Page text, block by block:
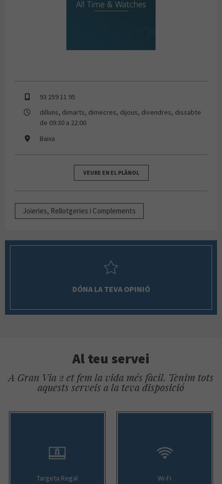
93 259 11 95
dilluns, dimarts, dimecres, dijous, divendres, dissabte
de 09:30 a 22:00
Baixa
VEURE EN EL PLÀNOL
Joieries, Rellotgeries i Complements
DÓNA LA TEVA OPINIÓ
Al teu servei
A Gran Via 2 et fem la vida més fàcil. Tenim tots
aquests serveis a la teva disposició
Targeta Regal Wi-Fi